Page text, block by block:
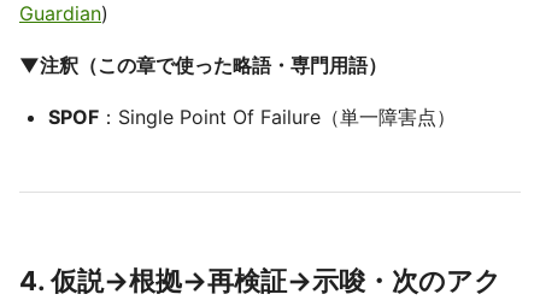
Guardian)
▼注釈（この章で使った略語・専門用語）
SPOF ：Single Point Of Failure（単一障害点）
4. 仮説→根拠→再検証→示唆・次のアク